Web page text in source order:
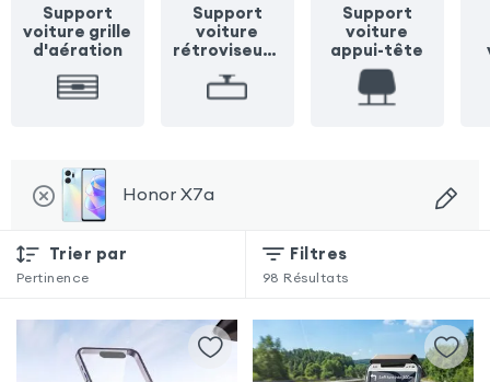
Support
voiture grille
d'aération
Support
voiture
rétroviseur /
Support
voiture
appui-tête
Honor X7a
Trier par
Pertinence
Filtres
98 Résultats